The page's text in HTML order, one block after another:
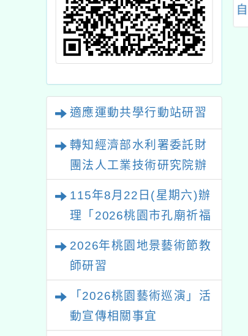
適應運動共學行動站研習
轉知經濟部水利署委託財
團法人工業技術研究院辦
績優單位及節水達人選拔
活動」
115年8月22日(星期六)辦
理「2026桃園市孔廟祈福
系列活動—儒門初開 智慧
啟航」
2026年桃園地景藝術節教
師研習
「2026桃園藝術巡演」活
動宣傳相關事宜
自律聯盟辦理「地震防
災與居家風險管理」融
入教學教師研習規劃一
案